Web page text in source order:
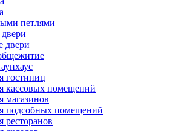
петлями
двери
гостиниц
кассовых помещений
магазинов
подсобных помещений
ресторанов